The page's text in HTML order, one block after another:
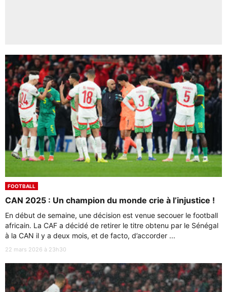
FOOTBALL
CAN 2025 : Un champion du monde crie à l’injustice !
En début de semaine, une décision est venue secouer le football
africain. La CAF a décidé de retirer le titre obtenu par le Sénégal
à la CAN il y a deux mois, et de facto, d’accorder ...
22 mars 2026 à 23h30